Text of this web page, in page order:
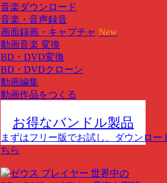
音楽ダウンロード
音楽・音声録音
画面録画・キャプチャ New
動画音楽 変換
BD・DVD変換
BD・DVDクローン
動画編集
動画作品をつくる
お得なバンドル製品
まずはフリー版でお試し、ダウンロー
ちら